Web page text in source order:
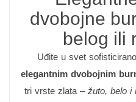
dvobojne
belog ili
Uđite u svet
elegantnim dvobojnim
tri vrste zlata – žuto, belo i